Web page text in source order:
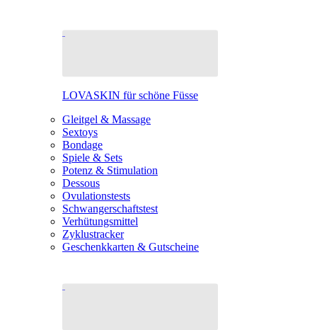
LOVASKIN für schöne Füsse
Gleitgel & Massage
Sextoys
Bondage
Spiele & Sets
Potenz & Stimulation
Dessous
Ovulationstests
Schwangerschaftstest
Verhütungsmittel
Zyklustracker
Geschenkkarten & Gutscheine